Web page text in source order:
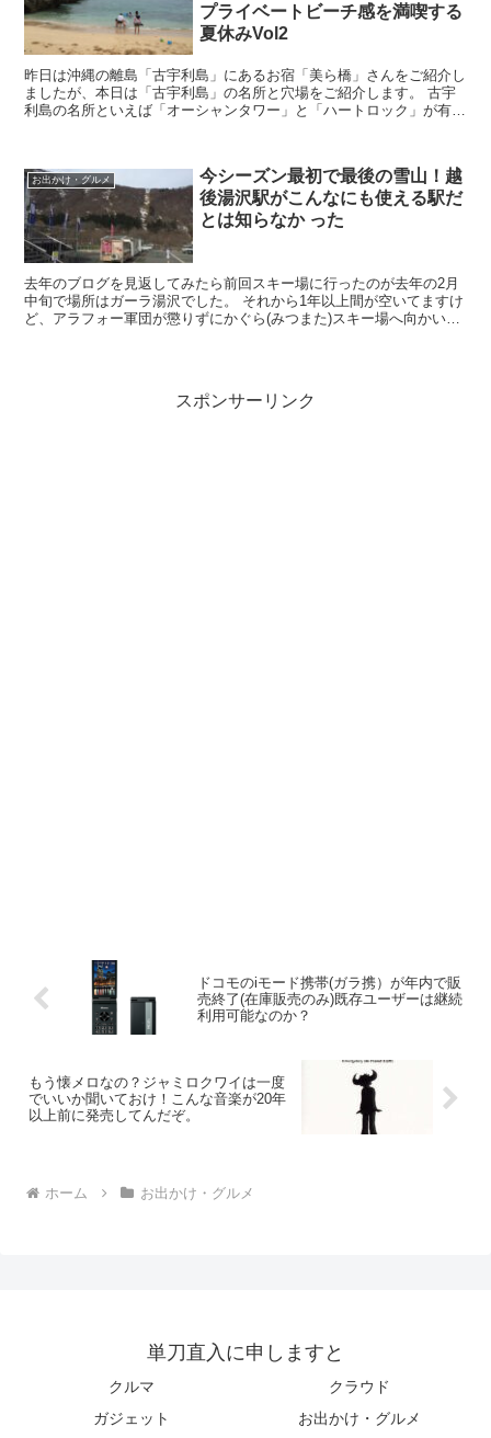
プライベートビーチ感を満喫する
夏休みVol2
昨日は沖縄の離島「古宇利島」にあるお宿「美ら橋」さんをご紹介し
ましたが、本日は「古宇利島」の名所と穴場をご紹介します。 古宇
利島の名所といえば「オーシャンタワー」と「ハートロック」が有名
お出かけ・グルメ
今シーズン最初で最後の雪山！越
後湯沢駅がこんなにも使える駅だ
とは知らなか った
去年のブログを見返してみたら前回スキー場に行ったのが去年の2月
中旬で場所はガーラ湯沢でした。 それから1年以上間が空いてますけ
ど、アラフォー軍団が懲りずにかぐら(みつまた)スキー場へ向かいま
スポンサーリンク
ドコモのiモード携帯(ガラ携）が年内で販
売終了(在庫販売のみ)既存ユーザーは継続
利用可能なのか？
もう懐メロなの？ジャミロクワイは一度
でいいか聞いておけ！こんな音楽が20年
以上前に発売してんだぞ。
ホーム お出かけ・グルメ
単刀直入に申しますと
クルマ
クラウド
ガジェット
お出かけ・グルメ